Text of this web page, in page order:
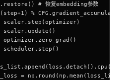
# 恢复embedding参数
%
scaler.step(optimizer)
scaler.update()
optimizer.zero_grad()
scheduler.step()
= np.round(np.mean(loss_list),